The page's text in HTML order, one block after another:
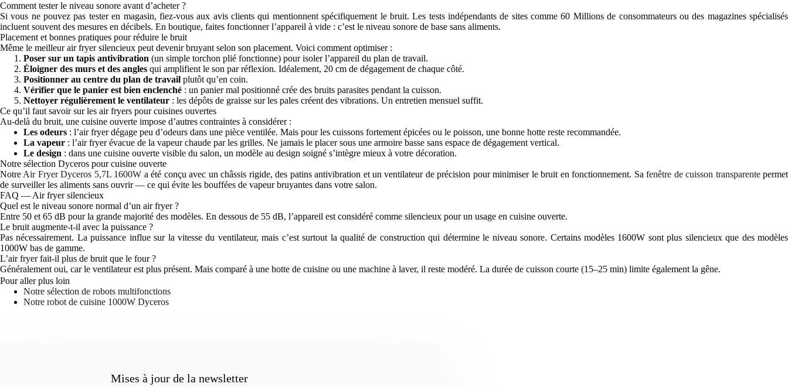
Comment tester le niveau sonore avant d’acheter ?
Si vous ne pouvez pas tester en magasin, fiez-vous aux avis clients qui mentionnent spécifiquement le bruit. Les tests indépendants de sites comme 60 Millions de consommateurs ou des magazines spécialisés
incluent souvent des mesures en décibels. En boutique, faites fonctionner l’appareil à vide : c’est le niveau sonore de base sans aliments.
Placement et bonnes pratiques pour réduire le bruit
Même le meilleur air fryer silencieux peut devenir bruyant selon son placement. Voici comment optimiser :
Poser sur un tapis antivibration (un simple torchon plié fonctionne) pour isoler l’appareil du plan de travail.
Éloigner des murs et des angles qui amplifient le son par réflexion. Idéalement, 20 cm de dégagement de chaque côté.
Positionner au centre du plan de travail plutôt qu’en coin.
Vérifier que le panier est bien enclenché : un panier mal positionné crée des bruits parasites pendant la cuisson.
Nettoyer régulièrement le ventilateur : les dépôts de graisse sur les pales créent des vibrations. Un entretien mensuel suffit.
Ce qu’il faut savoir sur les air fryers pour cuisines ouvertes
Au-delà du bruit, une cuisine ouverte impose d’autres contraintes à considérer :
Les odeurs : l’air fryer dégage peu d’odeurs dans une pièce ventilée. Mais pour les cuissons fortement épicées ou le poisson, une bonne hotte reste recommandée.
La vapeur : l’air fryer évacue de la vapeur chaude par les grilles. Ne jamais le placer sous une armoire basse sans espace de dégagement vertical.
Le design : dans une cuisine ouverte visible du salon, un modèle au design soigné s’intègre mieux à votre décoration.
Notre sélection Dyceros pour cuisine ouverte
Notre Air Fryer Dyceros 5,7L 1600W a été conçu avec un châssis rigide, des patins antivibration et un ventilateur de précision pour minimiser le bruit en fonctionnement. Safenêtre de cuisson transparentepermet
de surveiller les aliments sans ouvrir — ce qui évite les bouffées de vapeur bruyantes dans votre salon.
FAQ — Air fryer silencieux
Quel est le niveau sonore normal d’un air fryer ?
Entre 50 et 65 dB pour la grande majorité des modèles. En dessous de 55 dB, l’appareil est considéré comme silencieux pour un usage en cuisine ouverte.
Le bruit augmente-t-il avec la puissance ?
Pas nécessairement. La puissance influe sur la vitesse du ventilateur, mais c’est surtout la qualité de construction qui détermine le niveau sonore. Certains modèles 1600W sont plus silencieux que des modèles
1000W bas de gamme.
L’air fryer fait-il plus de bruit que le four ?
Généralement oui, car le ventilateur est plus présent. Mais comparé à une hotte de cuisine ou une machine à laver, il reste modéré. La durée de cuisson courte (15–25 min) limite également la gêne.
Pour aller plus loin
Notre sélection de robots multifonctions
Notre robot de cuisine 1000W Dyceros
Mises à jour de la newsletter